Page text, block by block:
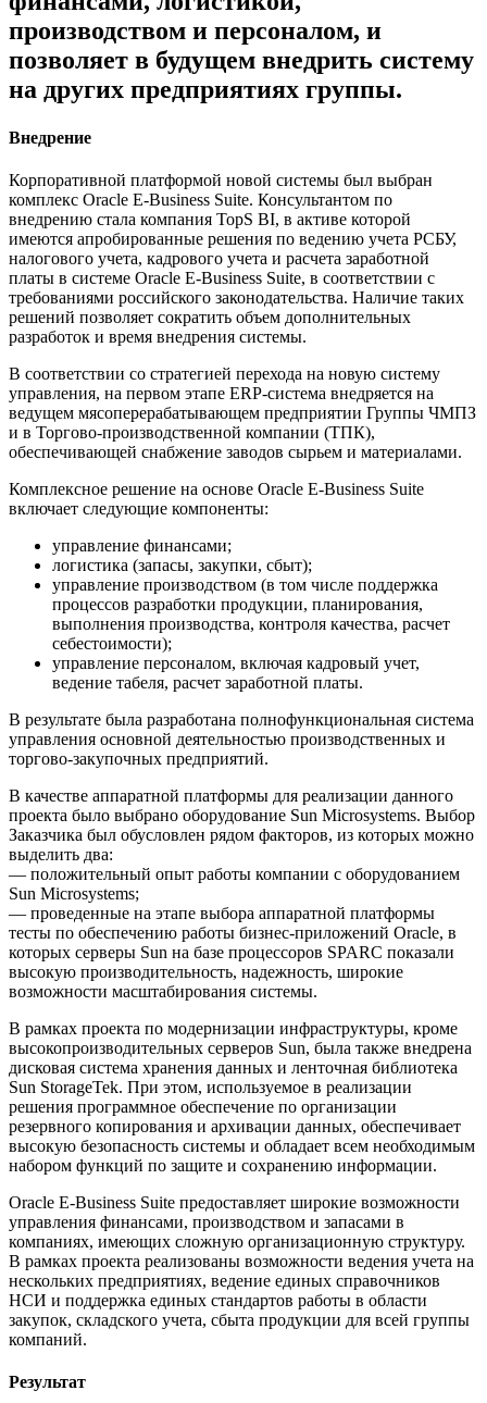
производством и персоналом, и
позволяет в будущем внедрить систему
на других предприятиях группы.
Внедрение
Корпоративной платформой новой системы был выбран
комплекс Oracle E-Business Suite. Консультантом по
внедрению стала компания TopS BI, в активе которой
имеются апробированные решения по ведению учета РСБУ,
налогового учета, кадрового учета и расчета заработной
платы в системе Oracle E-Business Suite, в соответствии с
требованиями российского законодательства. Наличие таких
решений позволяет сократить объем дополнительных
разработок и время внедрения системы.
В соответствии со стратегией перехода на новую систему
управления, на первом этапе ERP-система внедряется на
ведущем мясоперерабатывающем предприятии Группы ЧМПЗ
и в Торгово-производственной компании (ТПК),
обеспечивающей снабжение заводов сырьем и материалами.
Комплексное решение на основе Oracle E-Business Suite
включает следующие компоненты:
управление финансами;
логистика (запасы, закупки, сбыт);
управление производством (в том числе поддержка
процессов разработки продукции, планирования,
выполнения производства, контроля качества, расчет
себестоимости);
управление персоналом, включая кадровый учет,
ведение табеля, расчет заработной платы.
В результате была разработана полнофункциональная система
управления основной деятельностью производственных и
торгово-закупочных предприятий.
В качестве аппаратной платформы для реализации данного
проекта было выбрано оборудование Sun Microsystems. Выбор
Заказчика был обусловлен рядом факторов, из которых можно
выделить два:
— положительный опыт работы компании с оборудованием
Sun Microsystems;
— проведенные на этапе выбора аппаратной платформы
тесты по обеспечению работы бизнес-приложений Oracle, в
которых серверы Sun на базе процессоров SPARC показали
высокую производительность, надежность, широкие
возможности масштабирования системы.
В рамках проекта по модернизации инфраструктуры, кроме
высокопроизводительных серверов Sun, была также внедрена
дисковая система хранения данных и ленточная библиотека
Sun StorageTek. При этом, используемое в реализации
решения программное обеспечение по организации
резервного копирования и архивации данных, обеспечивает
высокую безопасность системы и обладает всем необходимым
набором функций по защите и сохранению информации.
Oracle E-Business Suite предоставляет широкие возможности
управления финансами, производством и запасами в
компаниях, имеющих сложную организационную структуру.
В рамках проекта реализованы возможности ведения учета на
нескольких предприятиях, ведение единых справочников
НСИ и поддержка единых стандартов работы в области
закупок, складского учета, сбыта продукции для всей группы
компаний.
Результат